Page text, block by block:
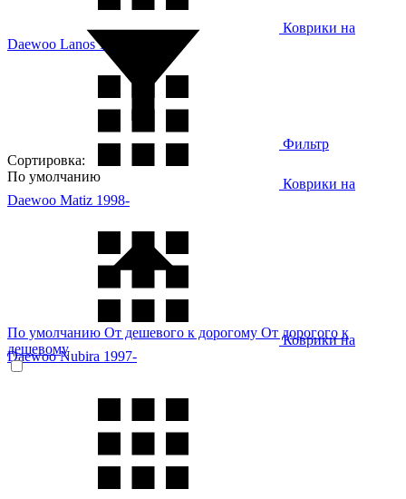
Коврики на
Daewoo Lanos 1996-
Коврики на
Daewoo Matiz 1998-
Коврики на
Daewoo Nubira 1997-
Фильтр
Сортировка:
По умолчанию
По умолчанию От дешевого к дорогому От дорогого к
дешевому